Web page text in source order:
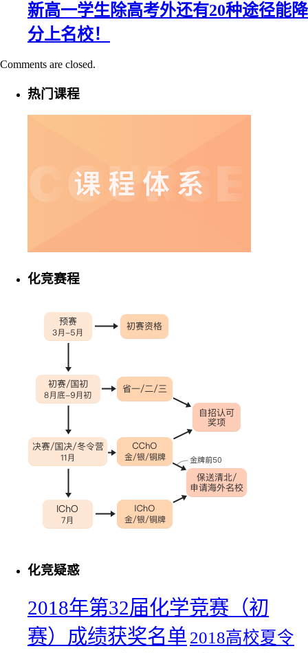
新高一学生除高考外还有20种途径能降
分上名校！
Comments are closed.
热门课程
化竞赛程
化竞疑惑
2018年第32届化学竞赛（初
赛）成绩获奖名单 2018高校夏令